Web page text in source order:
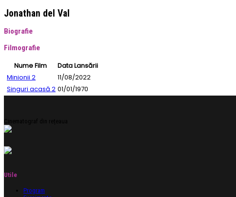
Jonathan del Val
Biografie
Filmografie
Nume Film
Data Lansării
Minionii 2
11/08/2022
Singuri acasă 2 01/01/1970
Cinematograf din rețeaua
Utile
Program